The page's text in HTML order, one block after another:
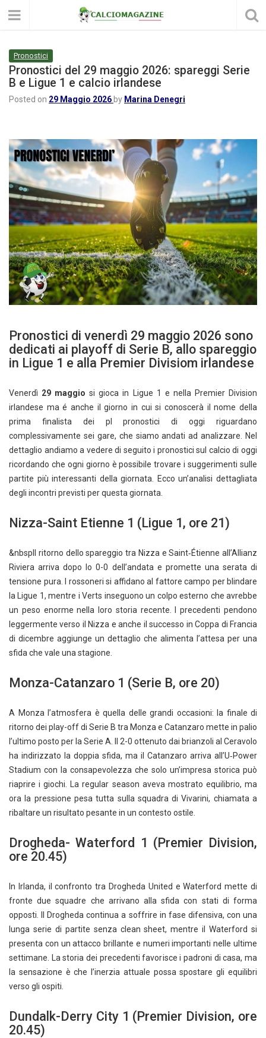
Pronostici
Pronostici del 29 maggio 2026: spareggi Serie
B e Ligue 1 e calcio irlandese
Posted on 29 Maggio 2026 by Marina Denegri
Pronostici di venerdì 29 maggio 2026 sono
dedicati ai playoff di Serie B, allo spareggio
in Ligue 1 e alla Premier Divisiom irlandese
Venerdì 29 maggio si gioca in Ligue 1 e nella Premier Division
irlandese ma é anche il giorno in cui si conoscerà il nome della
prima finalista dei pI pronostici di oggi riguardano
complessivamente sei gare, che siamo andati ad analizzare. Nel
dettaglio andiamo a vedere di seguito i pronostici sul calcio di oggi
ricordando che ogni giorno è possibile trovare i suggerimenti sulle
partite più interessanti della giornata. Ecco un’analisi dettagliata
degli incontri previsti per questa giornata.
Nizza-Saint Etienne 1 (Ligue 1, ore 21)
&nbspIl ritorno dello spareggio tra Nizza e Saint‑Étienne all’Allianz
Riviera arriva dopo lo 0-0 dell’andata e promette una serata di
tensione pura. I rossoneri si affidano al fattore campo per blindare
la Ligue 1, mentre i Verts inseguono un colpo esterno che avrebbe
un peso enorme nella loro storia recente. I precedenti pendono
leggermente verso il Nizza e anche il successo in Coppa di Francia
di dicembre aggiunge un dettaglio che alimenta l’attesa per una
sfida che vale una stagione.
Monza-Catanzaro 1 (Serie B, ore 20)
A Monza l’atmosfera è quella delle grandi occasioni: la finale di
ritorno dei play-off di Serie B tra Monza e Catanzaro mette in palio
l’ultimo posto per la Serie A. Il 2-0 ottenuto dai brianzoli al Ceravolo
ha indirizzato la doppia sfida, ma il Catanzaro arriva all’U‑Power
Stadium con la consapevolezza che solo un’impresa storica può
riaprire i giochi. La regular season aveva mostrato equilibrio, ma
ora la pressione pesa tutta sulla squadra di Vivarini, chiamata a
ribaltare un risultato pesante in un contesto ostile.
Drogheda- Waterford 1 (Premier Division,
ore 20.45)
In Irlanda, il confronto tra Drogheda United e Waterford mette di
fronte due squadre che arrivano alla sfida con stati di forma
opposti. Il Drogheda continua a soffrire in fase difensiva, con una
lunga serie di partite senza clean sheet, mentre il Waterford si
presenta con un attacco brillante e numeri importanti nelle ultime
settimane. La storia dei precedenti favorisce i padroni di casa, ma
la sensazione è che l’inerzia attuale possa spostare gli equilibri
verso gli ospiti.
Dundalk-Derry City 1 (Premier Division, ore
20.45)